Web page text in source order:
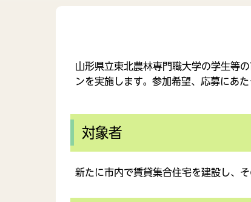
山形県立東北農林専門職大学の学生等
ンを実施します。参加希望、応募にあ
対象者
新たに市内で賃貸集合住宅を建設し、